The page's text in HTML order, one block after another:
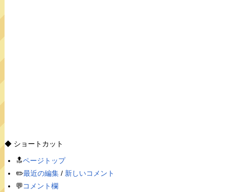
◆ ショートカット
🔝ページトップ
✏️最近の編集/ 新しいコメント
💬コメント欄